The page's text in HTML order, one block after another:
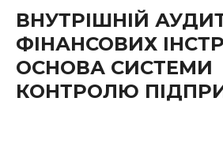
ВНУТРІШНІЙ
ФІНАНСОВИХ
ОСНОВА СИСТЕМИ
КОНТРОЛЮ